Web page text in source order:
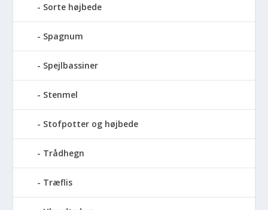
Sorte højbede
Spagnum
Spejlbassiner
Stenmel
Stofpotter og højbede
Trådhegn
Træflis